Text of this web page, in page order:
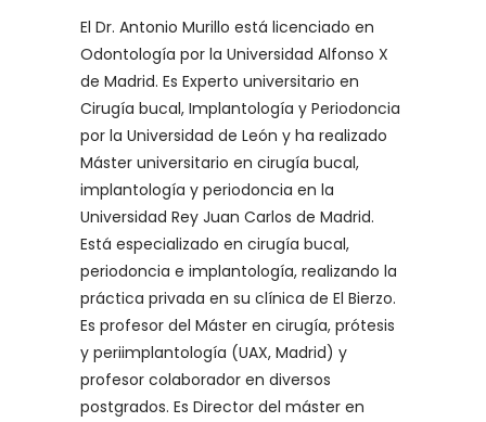
El Dr. Antonio Murillo está licenciado en
Odontología por la Universidad Alfonso X
de Madrid. Es Experto universitario en
Cirugía bucal, Implantología y Periodoncia
por la Universidad de León y ha realizado
Máster universitario en cirugía bucal,
implantología y periodoncia en la
Universidad Rey Juan Carlos de Madrid.
Está especializado en cirugía bucal,
periodoncia e implantología, realizando la
práctica privada en su clínica de El Bierzo.
Es profesor del Máster en cirugía, prótesis
y periimplantología (UAX, Madrid) y
profesor colaborador en diversos
postgrados. Es Director del máster en